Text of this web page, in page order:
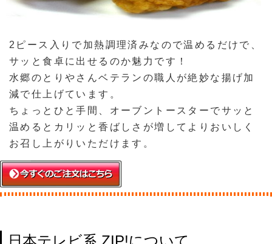
2ピース入りで加熱調理済みなので温めるだけで、
サッと食卓に出せるのか魅力です！
水郷のとりやさんベテランの職人が絶妙な揚げ加
減で仕上げています。
ちょっとひと手間、オーブントースターでサッと
温めるとカリッと香ばしさが増してよりおいしく
お召し上がりいただけます。
日本テレビ系 ZIP!について